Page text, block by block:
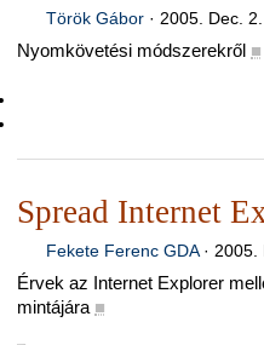
Török Gábor· 2005. Dec.
Nyomkövetési módszerekről ■
Spread Internet
Fekete Ferenc GDA· 2005.
Érvek az Internet Explorer
mintájára ■